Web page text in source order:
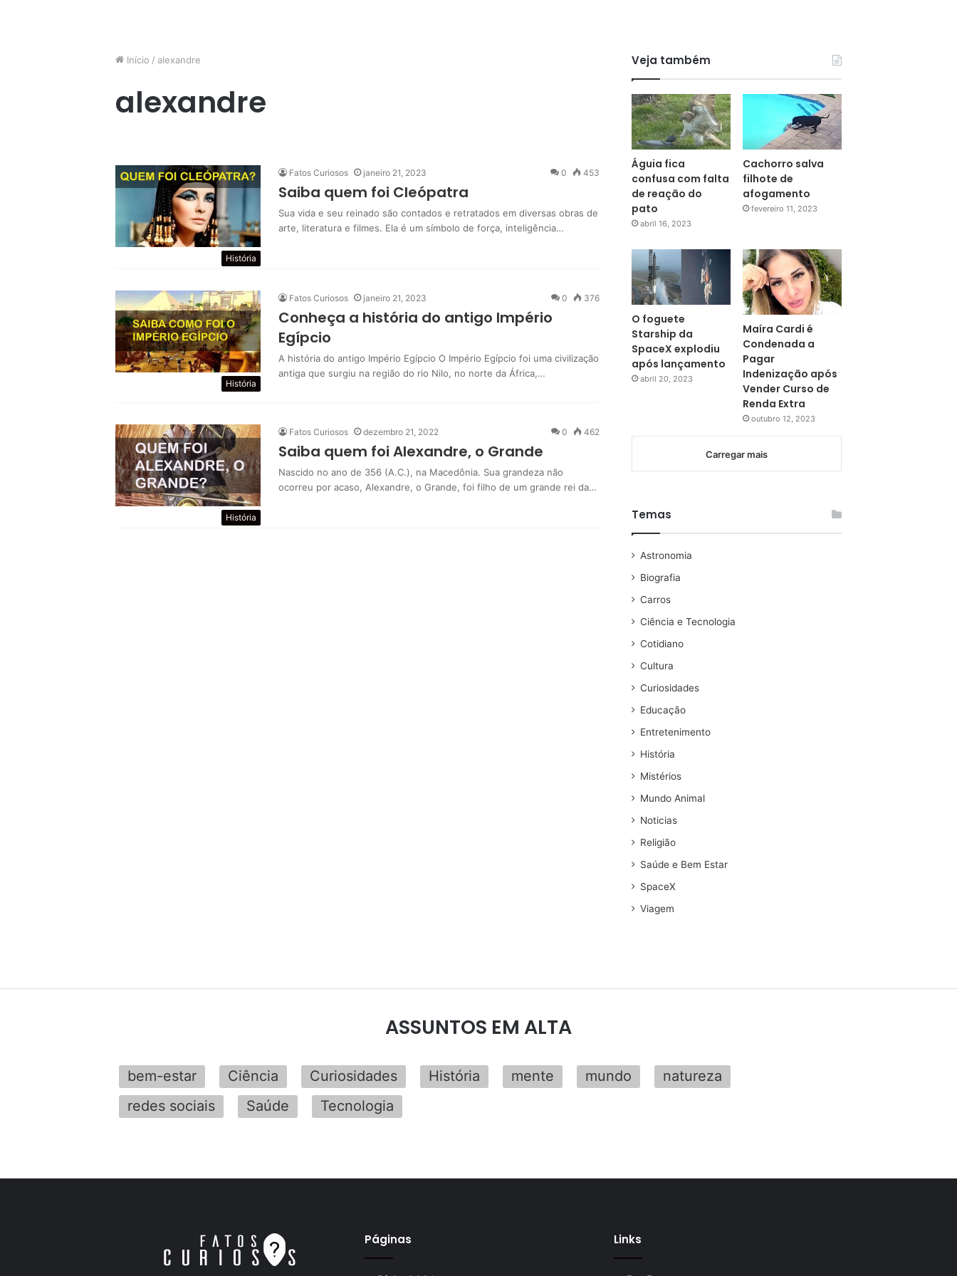
Início / alexandre
alexandre
História
Fatos Curiosos janeiro 21, 2023 0 453
Saiba quem foi Cleópatra
Sua vida e seu reinado são contados e retratados em diversas obras de
arte, literatura e filmes. Ela é um símbolo de força, inteligência…
História
Fatos Curiosos janeiro 21, 2023 0 376
Conheça a história do antigo Império
Egípcio
A história do antigo Império Egípcio O Império Egípcio foi uma civilização
antiga que surgiu na região do rio Nilo, no norte da África,…
História
Fatos Curiosos dezembro 21, 2022 0 462
Saiba quem foi Alexandre, o Grande
Nascido no ano de 356 (A.C.), na Macedônia. Sua grandeza não
ocorreu por acaso, Alexandre, o Grande, foi filho de um grande rei da…
Veja também
Águia fica
confusa com falta
de reação do
pato
abril 16, 2023
Cachorro salva
filhote de
afogamento
fevereiro 11, 2023
O foguete
Starship da
SpaceX explodiu
após lançamento
abril 20, 2023
Maíra Cardi é
Condenada a
Pagar
Indenização após
Vender Curso de
Renda Extra
outubro 12, 2023
Carregar mais
Temas
Astronomia
Biografia
Carros
Ciência e Tecnologia
Cotidiano
Cultura
Curiosidades
Educação
Entretenimento
História
Mistérios
Mundo Animal
Noticias
Religião
Saúde e Bem Estar
SpaceX
Viagem
ASSUNTOS EM ALTA
bem-estar Ciência Curiosidades História mente mundo
natureza
redes sociais
Saúde Tecnologia
Páginas Links